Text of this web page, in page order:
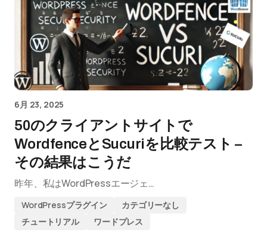
6月 23, 2025
50のクライアントサイトで
WordfenceとSucuriを比較テスト –
その結果はこうだ
昨年、私はWordPressエージェ…
WordPressプラグイン
カテゴリーなし
チュートリアル
ワードプレス